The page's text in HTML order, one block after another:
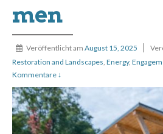
men
Veröffentlicht am August 15, 2025
Restoration and Landscapes Energy,
Kommentare ↓